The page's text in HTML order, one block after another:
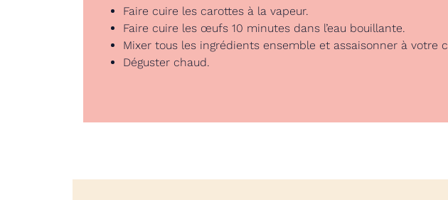
Faire cuire les carottes à la vapeur.
Faire cuire les œufs 10 minutes dans l’eau bouillante.
Mixer tous les ingrédients ensemble et assaisonner à votre
Déguster chaud.